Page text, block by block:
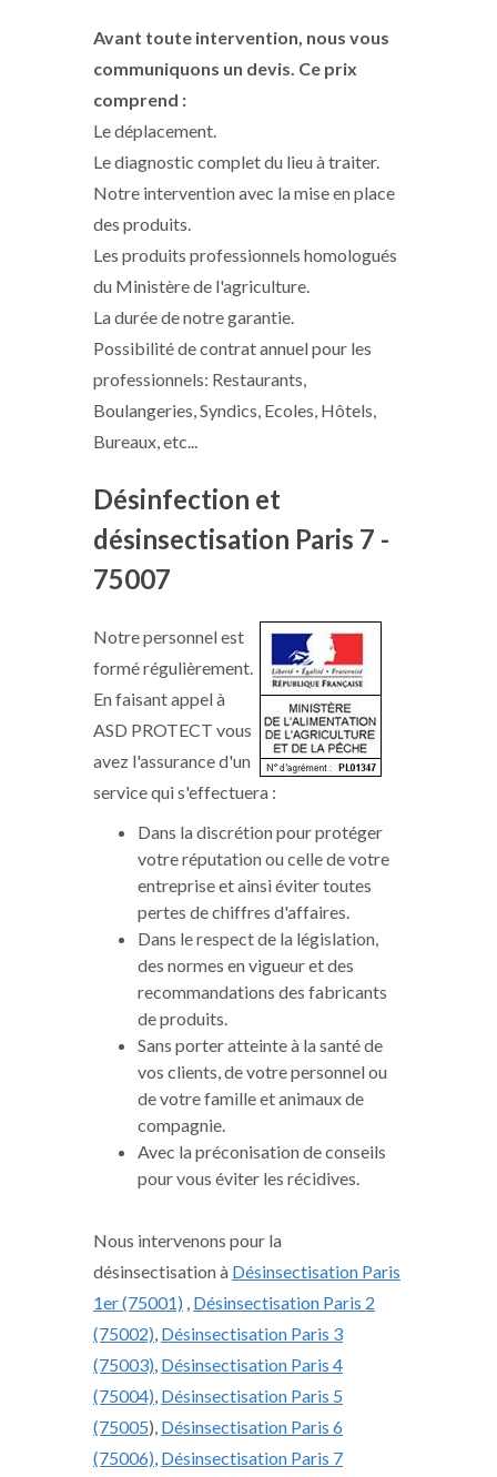
Avant toute intervention, nous vous
communiquons un devis. Ce prix
comprend :
Le déplacement.
Le diagnostic complet du lieu à traiter.
Notre intervention avec la mise en place
des produits.
Les produits professionnels homologués
du Ministère de l'agriculture.
La durée de notre garantie.
Possibilité de contrat annuel pour les
professionnels: Restaurants,
Boulangeries, Syndics, Ecoles, Hôtels,
Bureaux, etc...
Désinfection et
désinsectisation Paris 7 -
75007
Notre personnel est
formé régulièrement.
En faisant appel à
ASD PROTECT vous
avez l'assurance d'un
service qui s'effectuera :
Dans la discrétion pour protéger
votre réputation ou celle de votre
entreprise et ainsi éviter toutes
pertes de chiffres d'affaires.
Dans le respect de la législation,
des normes en vigueur et des
recommandations des fabricants
de produits.
Sans porter atteinte à la santé de
vos clients, de votre personnel ou
de votre famille et animaux de
compagnie.
Avec la préconisation de conseils
pour vous éviter les récidives.
Nous intervenons pour la
désinsectisation à Désinsectisation Paris
1er (75001) , Désinsectisation Paris 2
(75002), Désinsectisation Paris 3
(75003), Désinsectisation Paris 4
(75004), Désinsectisation Paris 5
(75005), Désinsectisation Paris 6
(75006), Désinsectisation Paris 7